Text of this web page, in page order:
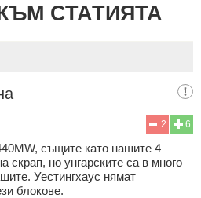
СТАТИЯТА
6
2
същите като нашите 4
скрап, но унгарските са в много
Уестингхаус нямат
блокове.